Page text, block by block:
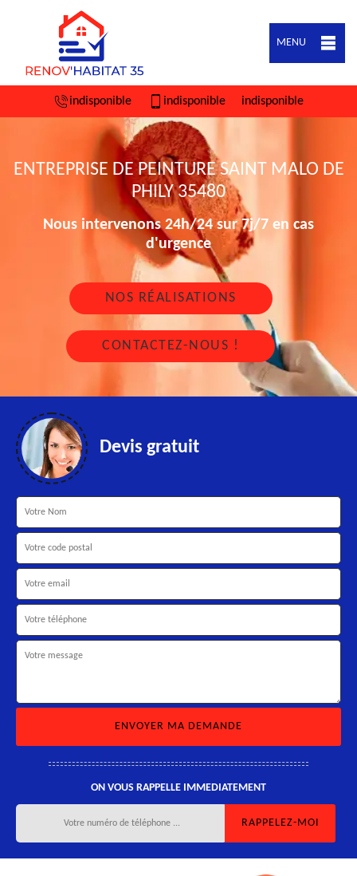
MENU
indisponible indisponible indisponible
ENTREPRISE DE PEINTURE SAINT MALO DE
PHILY 35480
Nous intervenons 24h/24 sur 7j/7 en cas
d'urgence
NOS RÉALISATIONS
CONTACTEZ-NOUS !
Devis gratuit
ON VOUS RAPPELLE IMMEDIATEMENT